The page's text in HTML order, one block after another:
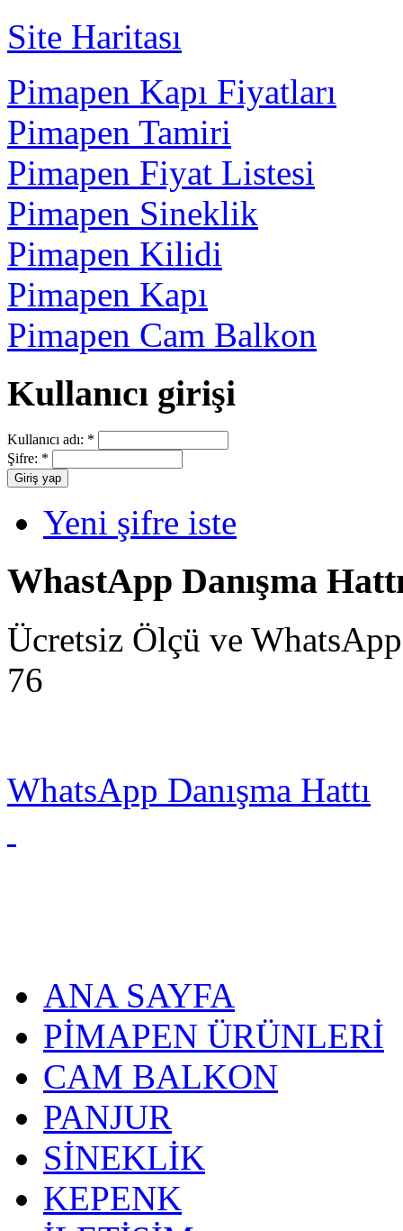
Site Haritası
Pimapen Kapı Fiyatları
Pimapen Tamiri
Pimapen Fiyat Listesi
Pimapen Sineklik
Pimapen Kilidi
Pimapen Kapı
Pimapen Cam Balkon
Kullanıcı girişi
Kullanıcı adı: *
Şifre: *
Yeni şifre iste
WhastApp Danışma
Ücretsiz Ölçü ve
76
WhatsApp Danışma Hattı
ANA SAYFA
PİMAPEN ÜRÜNLERİ
CAM BALKON
PANJUR
SİNEKLİK
KEPENK